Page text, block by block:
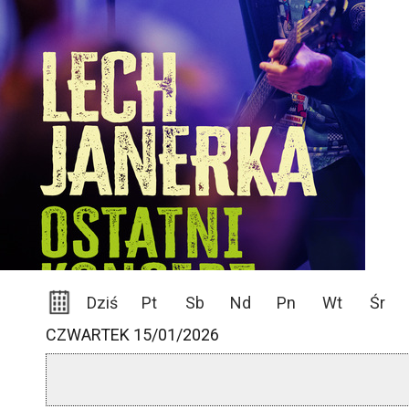
Dziś Pt Sb Nd Pn Wt
Śr
CZWARTEK 15/01/2026